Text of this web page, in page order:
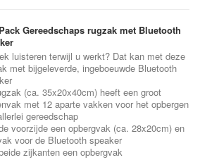
Gereedschaps rugzak met Bluetooth
luisteren terwijl u werkt? Dat kan met deze
met bijgeleverde, ingeboeuwde Bluetooth
(ca. 35x20x40cm) heeft een groot
met 12 aparte vakken voor het opbergen
gereedschap
voorzijde een opbergvak (ca. 28x20cm) en
voor de Bluetooth speaker
zijkanten een opbergvak